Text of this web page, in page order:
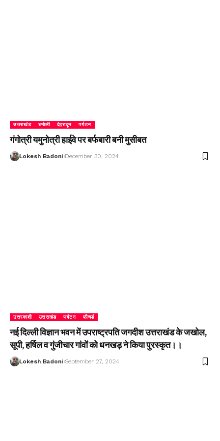
उत्तराखंड चमोली देहरादून पर्यटन
गंगोत्री यमुनोत्री हाईवे पर बर्फबारी बनी मुसीबत
Lokesh Badoni December 30, 2024
उत्तरकाशी उत्तराखंड पर्यटन फीचर्ड
नई दिल्ली विज्ञान भवन में उपराष्ट्रपति जगदीश उत्तराखंड के जखोल,
सूपी, हर्षिल व गुंजीचार गांवों को धनखड़ ने किया पुरस्कृत।।
Lokesh Badoni September 27, 2024